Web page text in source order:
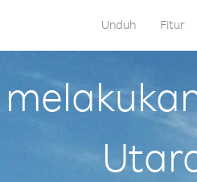
Unduh Fitur